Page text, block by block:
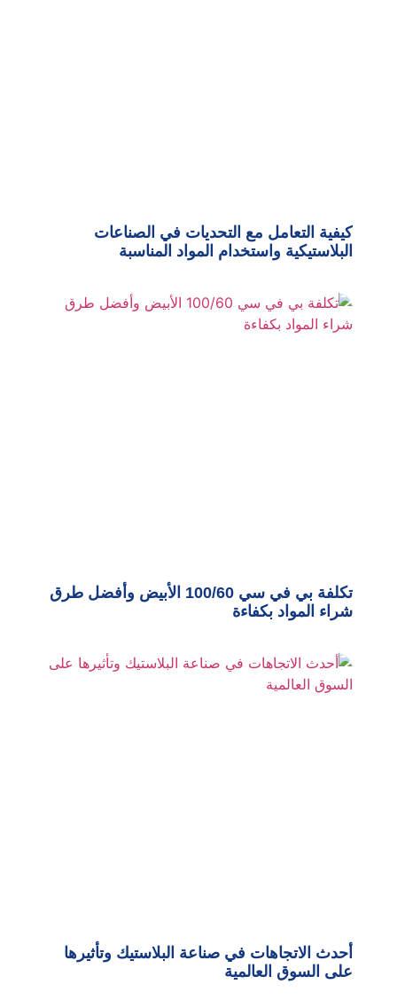
كيفية التعامل مع التحديات في الصناعات
البلاستيكية واستخدام المواد المناسبة
تكلفة بي في سي 100/60 الأبيض وأفضل طرق
شراء المواد بكفاءة
أحدث الاتجاهات في صناعة البلاستيك وتأثيرها
على السوق العالمية